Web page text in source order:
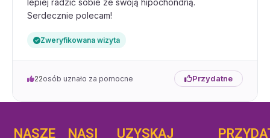
lepiej radzić sobie ze swoją hipochondrią.
Serdecznie polecam!
Zweryfikowana wizyta
22osób uznało za pomocne Przydatne
NASZE
NASI
UZYSKAJUZYSKAJ